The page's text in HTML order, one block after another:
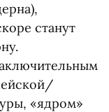
станут
«ядром»